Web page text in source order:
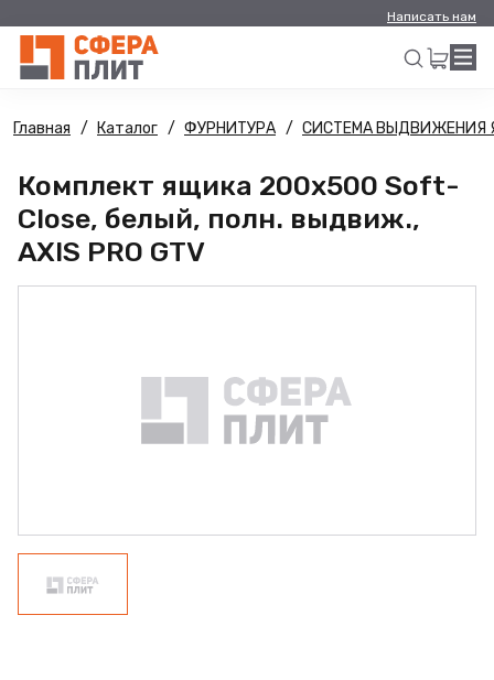
Написать нам
Искать
Главная Каталог ФУРНИТУРА СИСТЕМА ВЫДВИЖЕНИЯ
Комплект ящика 200х500 Soft-
Close, белый, полн. выдвиж.,
AXIS PRO GTV